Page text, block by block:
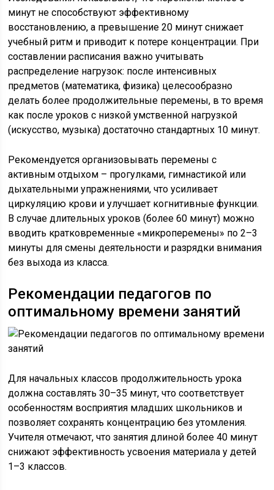
минут не способствуют эффективному
восстановлению, а превышение 20 минут снижает
учебный ритм и приводит к потере концентрации. При
составлении расписания важно учитывать
распределение нагрузок: после интенсивных
предметов (математика, физика) целесообразно
делать более продолжительные перемены, в то время
как после уроков с низкой умственной нагрузкой
(искусство, музыка) достаточно стандартных 10 минут.
Рекомендуется организовывать перемены с
активным отдыхом – прогулками, гимнастикой или
дыхательными упражнениями, что усиливает
циркуляцию крови и улучшает когнитивные функции.
В случае длительных уроков (более 60 минут) можно
вводить кратковременные «микроперемены» по 2–3
минуты для смены деятельности и разрядки внимания
без выхода из класса.
Рекомендации педагогов по
оптимальному времени занятий
Для начальных классов продолжительность урока
должна составлять 30–35 минут, что соответствует
особенностям восприятия младших школьников и
позволяет сохранять концентрацию без утомления.
Учителя отмечают, что занятия длиной более 40 минут
снижают эффективность усвоения материала у детей
1–3 классов.